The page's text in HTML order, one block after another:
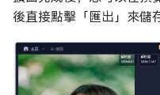
後直接點擊「匯出」來儲